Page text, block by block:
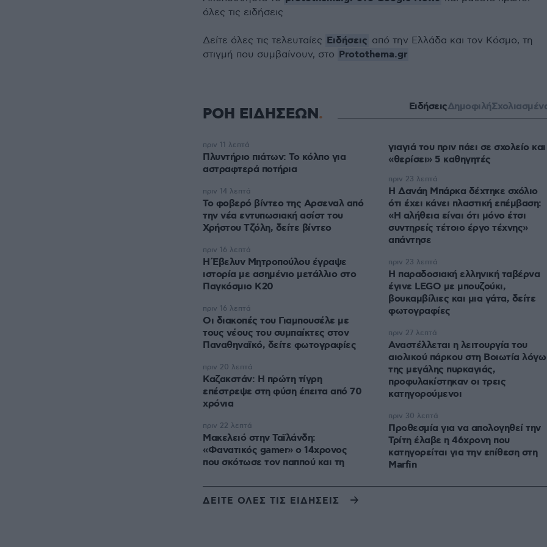
όλες τις ειδήσεις
Δείτε όλες τις τελευταίες Ειδήσεις από την Ελλάδα και τον Κόσμο, τη
στιγμή που συμβαίνουν, στο Protothema.gr
ΡΟΗ ΕΙΔΗΣΕΩΝ ΕιδήσειςΔημοφιλή
Πλυντήριο πιάτων: Το κόλπο για
αστραφτερά ποτήρια
πριν 11 λεπτά
Το φοβερό βίντεο της Αρσεναλ από
την νέα εντυπωσιακή ασίστ του
Χρήστου Τζόλη, δείτε βίντεο
πριν 14 λεπτά
Η Έβελυν Μητροπούλου έγραψε
ιστορία με ασημένιο μετάλλιο στο
Παγκόσμιο Κ20
πριν 16 λεπτά
Οι διακοπές του Γιαμπουσέλε με
τους νέους του συμπαίκτες στον
Παναθηναϊκό, δείτε φωτογραφίες
πριν 16 λεπτά
Καζακστάν: Η πρώτη τίγρη
επέστρεψε στη φύση έπειτα από 70
χρόνια
πριν 20 λεπτά
Μακελειό στην Ταϊλάνδη:
«Φανατικός gamer» ο 14χρονος
που σκότωσε τον παππού και τη
γιαγιά του πριν πάει σε σχολείο και
«θερίσει» 5 καθηγητές
πριν 22 λεπτά
Η Δανάη Μπάρκα δέχτηκε σχόλιο
ότι έχει κάνει πλαστική επέμβαση:
«Η αλήθεια είναι ότι μόνο έτσι
συντηρείς τέτοιο έργο τέχνης»
απάντησε
πριν 23 λεπτά
Η παραδοσιακή ελληνική ταβέρνα
έγινε LEGO με μπουζούκι,
βουκαμβίλιες και μια γάτα, δείτε
φωτογραφίες
πριν 23 λεπτά
Αναστέλλεται η λειτουργία του
αιολικού πάρκου στη Βοιωτία λόγω
της μεγάλης πυρκαγιάς,
προφυλακίστηκαν οι τρεις
κατηγορούμενοι
πριν 27 λεπτά
Προθεσμία για να απολογηθεί την
Τρίτη έλαβε η 46χρονη που
κατηγορείται για την επίθεση στη
Marfin
πριν 30 λεπτά
ΔΕΙΤΕ ΟΛΕΣ ΤΙΣ ΕΙΔΗΣΕΙΣ